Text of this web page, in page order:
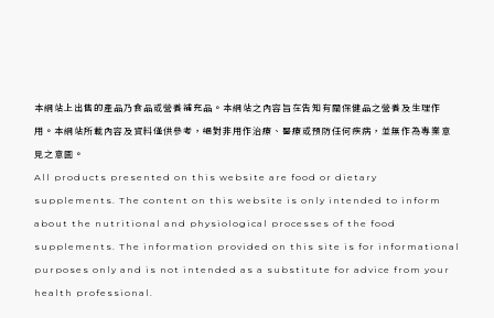
本網站上出售的產品乃食品或營養補充品。本網站之內容旨在告知有關保健品之營養及生理作
用。本網站所載內容及資料僅供參考，絕對非用作治療、醫療或預防任何疾病，並無作為專業意
見之意圖。
All products presented on this website are food or dietary
supplements. The content on this website is only intended to inform
about the nutritional and physiological processes of the food
supplements. The information provided on this site is for informational
purposes only and is not intended as a substitute for advice from your
health professional.